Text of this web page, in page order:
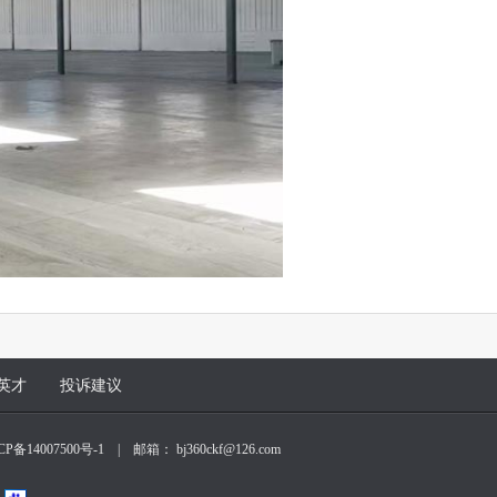
才 投诉建议
备14007500号-1 | 邮箱： bj360ckf@126.com